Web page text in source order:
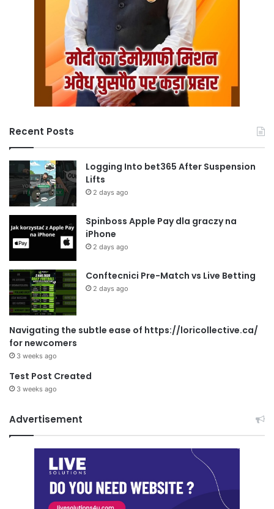
Recent Posts
Logging Into bet365 After Suspension
Lifts
2 days ago
Spinboss Apple Pay dla graczy na
iPhone
2 days ago
Conftecnici Pre-Match vs Live Betting
2 days ago
Navigating the subtle ease of https://loricollective.ca/
for newcomers
3 weeks ago
Test Post Created
3 weeks ago
Advertisement